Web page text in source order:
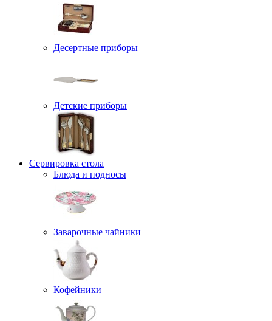
Десертные приборы
Детские приборы
Сервировка стола
Блюда и подносы
Заварочные чайники
Кофейники